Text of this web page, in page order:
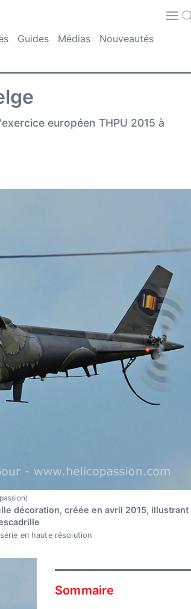
Guides Médias Nouveautés
européen THPU 2015 à
décoration, créée en avril 2015, illustrant
en haute résolution
Sommaire